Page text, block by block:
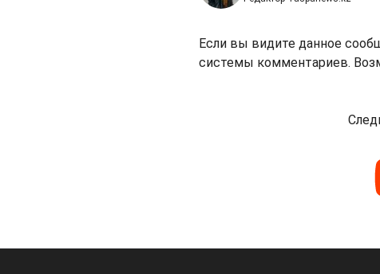
Если вы видите данное
системы комментариев.